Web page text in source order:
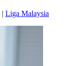
| Liga Malaysia